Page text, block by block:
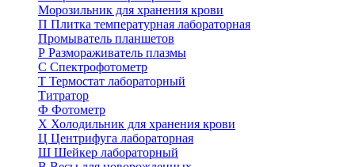
Морозильник для хранения крови
П Плитка температурная лабораторная
Промыватель планшетов
Р Размораживатель плазмы
С Спектрофотометр
Т Термостат лабораторный
Титратор
Ф Фотометр
Х Холодильник для хранения крови
Ц Центрифуга лабораторная
Ш Шейкер лабораторный